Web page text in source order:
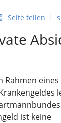
Seite teilen |
Rahmen eines
ist keine